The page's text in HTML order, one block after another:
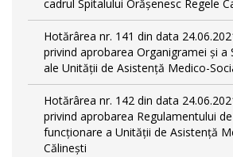
cadrul Spitalului Orășenesc Regele
Hotărârea nr. 141 din data
privind aprobarea Organigramei și a
ale Unității de Asistență Medico-
Hotărârea nr. 142 din data
privind aprobarea Regulamentului
funcționare a Unității de Asistență
Călinești